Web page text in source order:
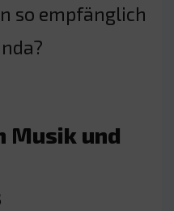
so empfänglich
Musik und